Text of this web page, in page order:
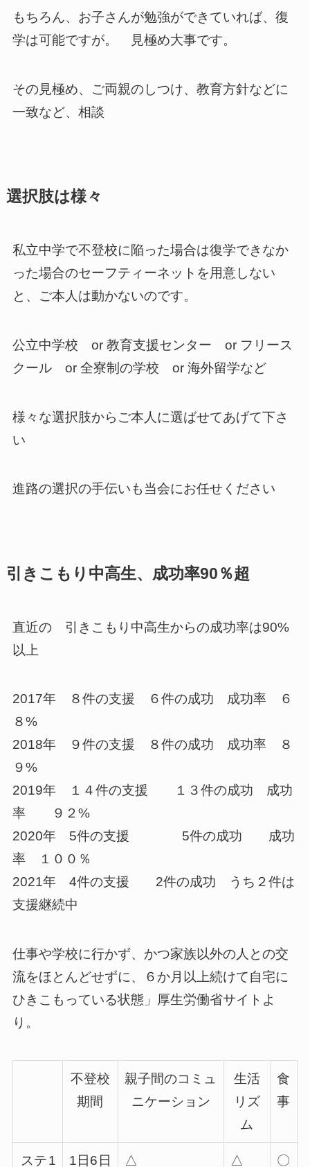
もちろん、お子さんが勉強ができていれば、復
学は可能ですが。 見極め大事です。
その見極め、ご両親のしつけ、教育方針などに
一致など、相談
選択肢は様々
私立中学で不登校に陥った場合は復学できなか
った場合のセーフティーネットを用意しない
と、ご本人は動かないのです。
公立中学校 or 教育支援センター or フリース
クール or 全寮制の学校 or 海外留学など
様々な選択肢からご本人に選ばせてあげて下さ
い
進路の選択の手伝いも当会にお任せください
引きこもり中高生、成功率90％超
直近の 引きこもり中高生からの成功率は90%
以上
2017年 ８件の支援 ６件の成功 成功率 ６
８%
2018年 ９件の支援 ８件の成功 成功率 ８
９%
2019年 １４件の支援 １３件の成功 成功
率 ９２%
2020年 5件の支援 5件の成功 成功
率 １００％
2021年 4件の支援 2件の成功 うち２件は
支援継続中
仕事や学校に行かず、かつ家族以外の人との交
流をほとんどせずに、６か月以上続けて自宅に
ひきこもっている状態」厚生労働省サイトよ
り。
不登校
期間
親子間のコミュ
ニケーション
生活
リズ
ム
食
事
ステ1 1日6 日 △ △ 〇